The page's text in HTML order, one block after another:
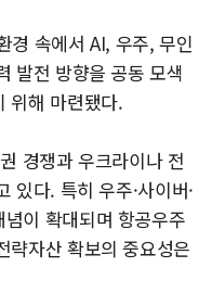
경 속에서 AI, 우주, 무인
발전 방향을 공동 모색
위해 마련됐다.
경쟁과 우크라이나 전
있다. 특히 우주·사이버·
이 확대되며 항공우주
략자산 확보의 중요성은